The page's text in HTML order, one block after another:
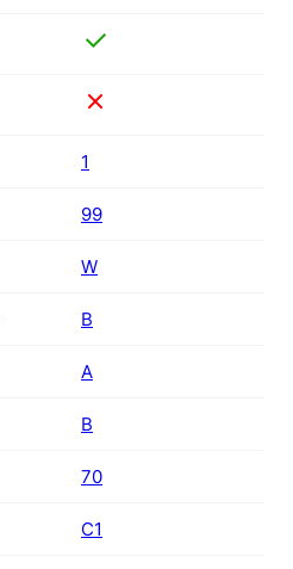
1
99
W
B
A
B
70
C1